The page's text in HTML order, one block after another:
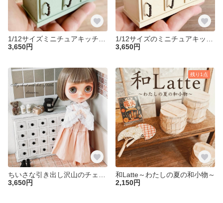
3,650円
3,650円
3,650円
残り1点
和Latte～わたしの夏の和小物～
2,150円